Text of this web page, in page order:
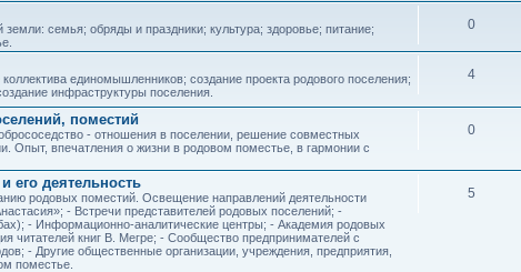
семья; обряды и праздники; культура; здоровье; питание;
0
единомышленников; создание проекта родового поселения;
инфраструктуры поселения.
4
поместий
- отношения в поселении, решение совместных
Опыт, впечатления о жизни в родовом поместье, в гармонии с
0
его деятельность
родовых поместий. Освещение направлений деятельности
- Встречи представителей родовых поселений; -
- Информационно-аналитические центры; - Академия родовых
читателей книг В. Мегре; - Сообщество предпринимателей с
- Другие общественные организации, учреждения, предприятия,
поместье.
5